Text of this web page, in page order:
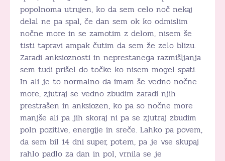
popolnoma utrujen, ko da sem celo noč nekaj
delal ne pa spal, če dan sem ok ko odmislim
nočne more in se zamotim z delom, nisem še
tisti tapravi ampak čutim da sem že zelo blizu.
Zaradi anksioznosti in neprestanega razmišljanja
sem tudi prišel do točke ko nisem mogel spati.
In ali je to normalno da imam še vedno nočne
more, zjutraj se vedno zbudim zaradi njih
prestrašen in anksiozen, ko pa so nočne more
manjše ali pa jih skoraj ni pa se zjutraj zbudim
poln pozitive, energije in sreče. Lahko pa povem,
da sem bil 14 dni super, potem, pa je vse skupaj
rahlo padlo za dan in pol, vrnila se je